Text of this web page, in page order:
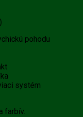
pohodu
systém
farbív.